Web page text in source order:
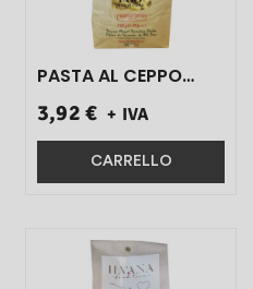
PASTA AL CEPPO
ART.10274 500 GR 1
PZ}
3,92 € + IVA
CARRELLO